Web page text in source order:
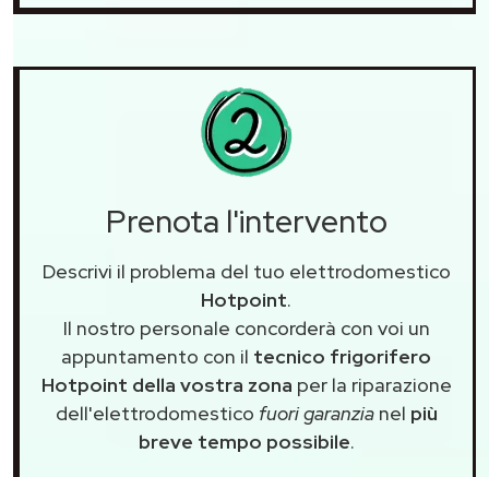
Prenota l'intervento
Descrivi il problema del tuo elettrodomestico
Hotpoint.
Il nostro personale concorderà con voi un
appuntamento con il tecnico frigorifero
Hotpoint della vostra zona per la riparazione
dell'elettrodomestico fuori garanzianel più
breve tempo possibile.